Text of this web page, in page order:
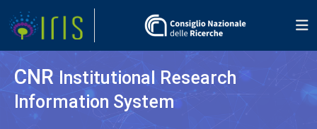
CNR Institutional Research
Information System